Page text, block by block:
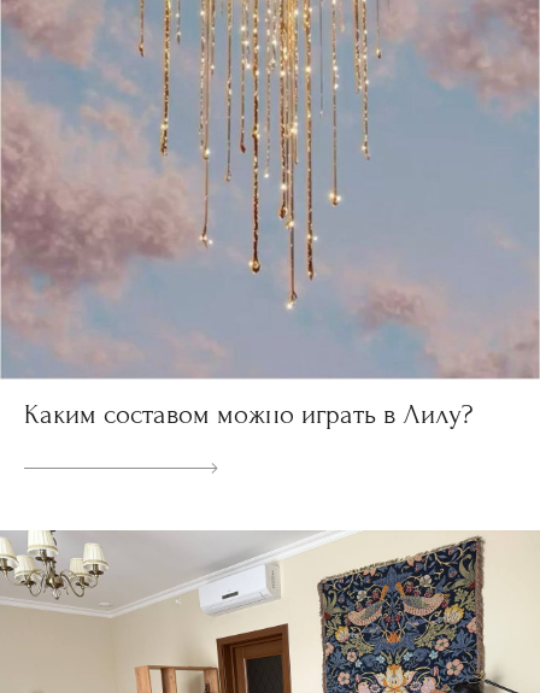
Каким составом можно играть в Лилу?